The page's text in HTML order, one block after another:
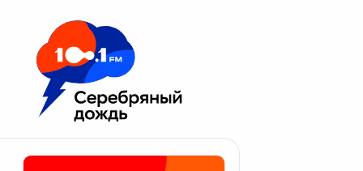
Москва 100.1 FM
Апатиты